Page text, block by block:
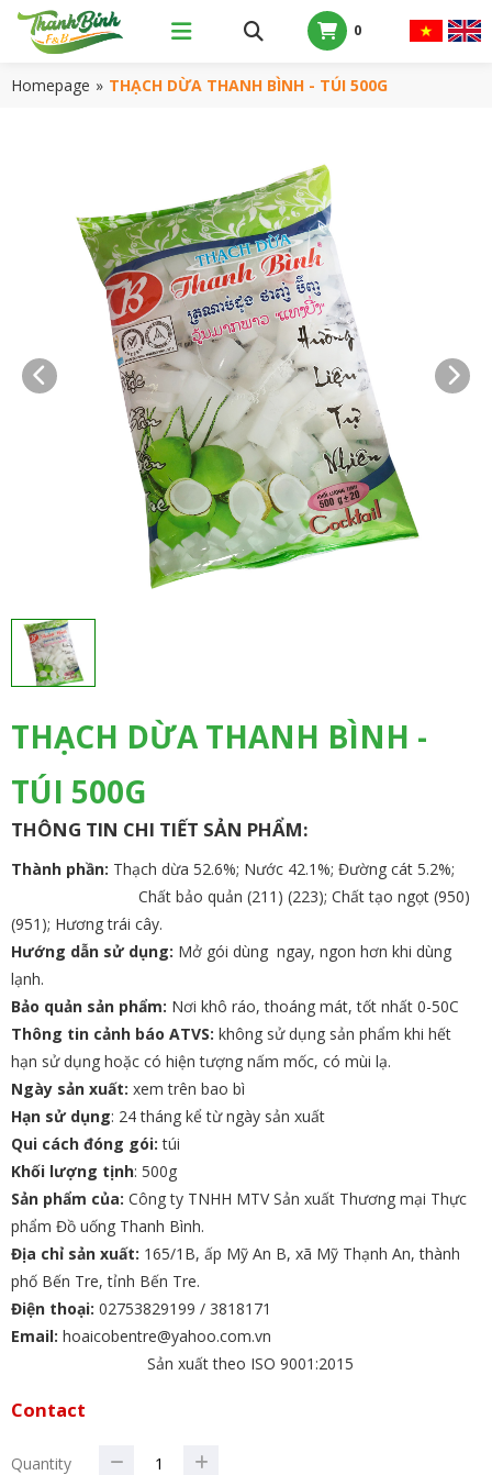
0
Homepage » THẠCH DỪA THANH BÌNH - TÚI 500G
THẠCH DỪA THANH BÌNH -
TÚI 500G
THÔNG TIN CHI TIẾT SẢN PHẨM:
Thành phần: Thạch dừa 52.6%; Nước 42.1%; Đường cát 5.2%;
Chất bảo quản (211) (223); Chất tạo ngọt (950)
(951); Hương trái cây.
Hướng dẫn sử dụng: Mở gói dùng ngay, ngon hơn khi dùng
lạnh.
Bảo quản sản phẩm: Nơi khô ráo, thoáng mát, tốt nhất 0-50C
Thông tin cảnh báo ATVS: không sử dụng sản phẩm khi hết
hạn sử dụng hoặc có hiện tượng nấm mốc, có mùi lạ.
Ngày sản xuất: xem trên bao bì
Hạn sử dụng: 24 tháng kể từ ngày sản xuất
Qui cách đóng gói: túi
Khối lượng tịnh: 500g
Sản phẩm của: Công ty TNHH MTV Sản xuất Thương mại Thực
phẩm Đồ uống Thanh Bình.
Địa chỉ sản xuất: 165/1B, ấp Mỹ An B, xã Mỹ Thạnh An, thành
phố Bến Tre, tỉnh Bến Tre.
Điện thoại: 02753829199 / 3818171
Email: hoaicobentre@yahoo.com.vn
Sản xuất theo ISO 9001:2015
Contact
Quantity